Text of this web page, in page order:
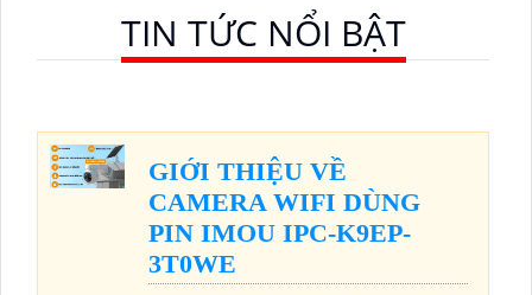
TIN TỨC NỔI BẬT
GIỚI THIỆU VỀ
CAMERA WIFI DÙNG
PIN IMOU IPC-K9EP-
3T0WE